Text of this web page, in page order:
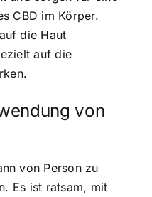
CBD im Körper.
die Haut
auf die
von
von Person zu
Es ist ratsam, mit